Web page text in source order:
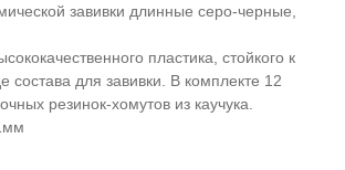
завивки длинные серо-черные,
пластика, стойкого к
состава для завивки. В комплекте 12
резинок-хомутов из каучука.